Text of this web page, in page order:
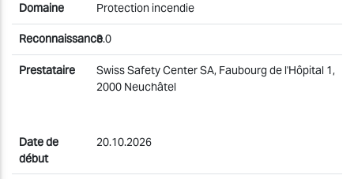
Protection incendie
3.0
Swiss Safety Center SA, Faubourg de l'Hôpital 1,
2000 Neuchâtel
20.10.2026